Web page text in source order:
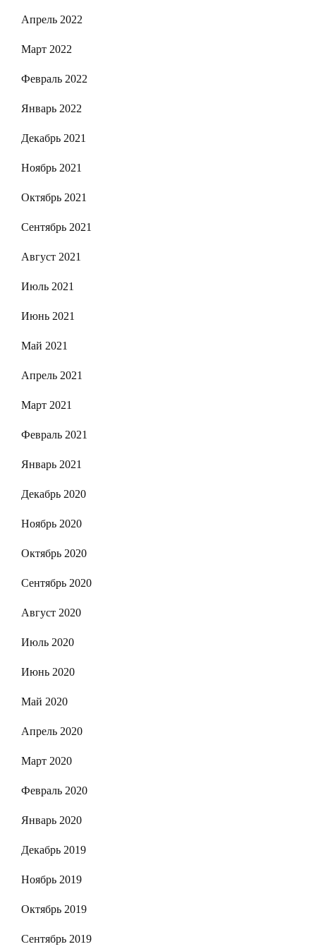
Апрель 2022
Март 2022
Февраль 2022
Январь 2022
Декабрь 2021
Ноябрь 2021
Октябрь 2021
Сентябрь 2021
Август 2021
Июль 2021
Июнь 2021
Май 2021
Апрель 2021
Март 2021
Февраль 2021
Январь 2021
Декабрь 2020
Ноябрь 2020
Октябрь 2020
Сентябрь 2020
Август 2020
Июль 2020
Июнь 2020
Май 2020
Апрель 2020
Март 2020
Февраль 2020
Январь 2020
Декабрь 2019
Ноябрь 2019
Октябрь 2019
Сентябрь 2019